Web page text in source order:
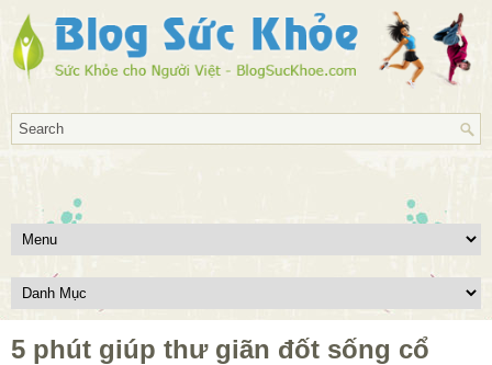
5 phút giúp thư giãn đốt sống cổ